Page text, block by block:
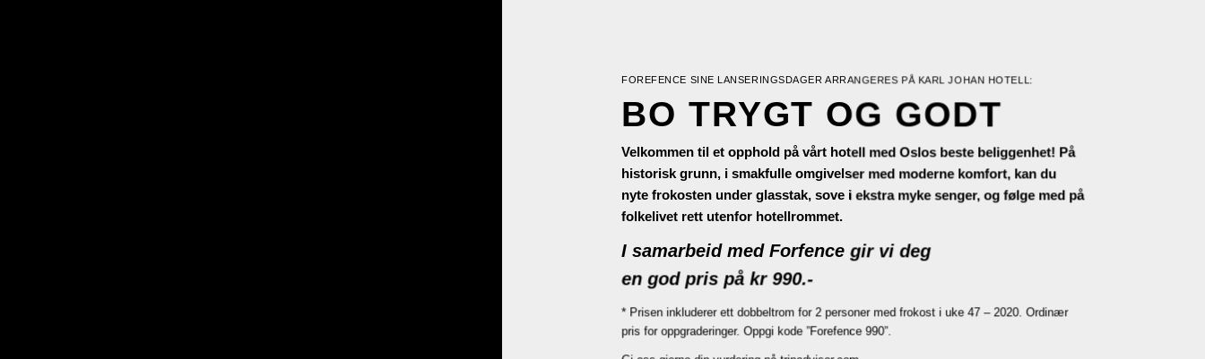
FOREFENCE SINE LANSERINGSDAGER ARRANGERES PÅ KARL JOHAN HOTELL:
BO TRYGT OG GODT
Velkommen til et opphold på vårt hotell med Oslos beste beliggenhet! På
historisk grunn, i smakfulle omgivelser med moderne komfort, kan du
nyte frokosten under glasstak, sove i ekstra myke senger, og følge med på
folkelivet rett utenfor hotellrommet.
I samarbeid med Forfence gir vi deg
en god pris på kr 990.-
* Prisen inkluderer ett dobbeltrom for 2 personer med frokost i uke 47 – 2020. Ordinær
pris for oppgraderinger. Oppgi kode ”Forefence 990”.